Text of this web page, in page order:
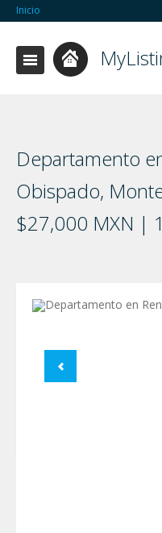
Inicio
Departamento
Obispado,
$27,000 MXN |